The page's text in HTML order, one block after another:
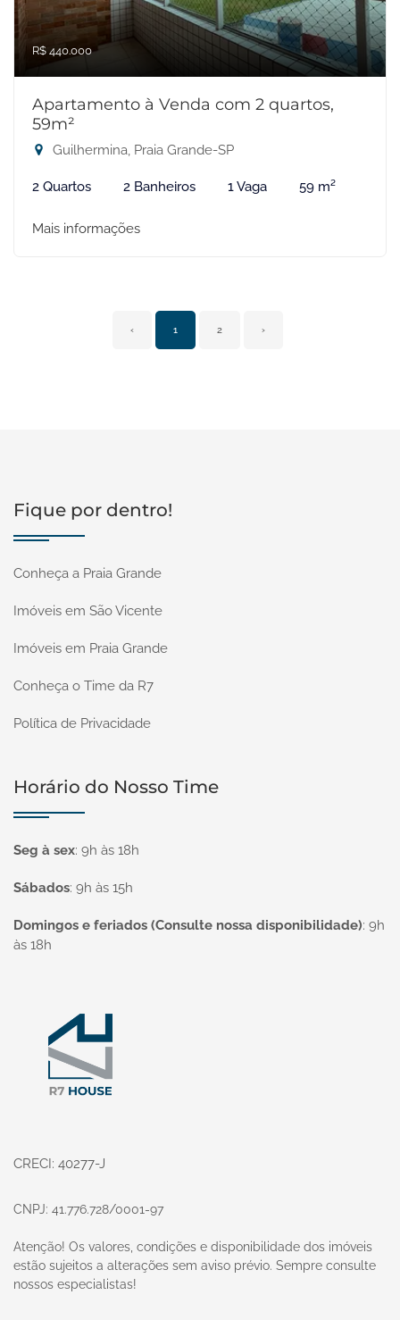
R$ 440.000
Apartamento à Venda com 2 quartos,
59m²
Guilhermina, Praia Grande-SP
2 Quartos 2 Banheiros 1 Vaga 59 m²
Mais informações
‹ 1 2 ›
Fique por dentro!
Conheça a Praia Grande
Imóveis em São Vicente
Imóveis em Praia Grande
Conheça o Time da R7
Política de Privacidade
Horário do Nosso Time
Seg à sex: 9h às 18h
Sábados: 9h às 15h
Domingos e feriados (Consulte nossa disponibilidade): 9h
às 18h
CRECI: 40277-J
CNPJ: 41.776.728/0001-97
Atenção! Os valores, condições e disponibilidade dos imóveis
estão sujeitos a alterações sem aviso prévio. Sempre consulte
nossos especialistas!